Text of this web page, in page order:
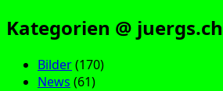
Kategorien @ juergs.ch
Bilder(170)
News (61)